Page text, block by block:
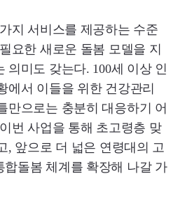
지 서비스를 제공하는 수준
요한 새로운 돌봄 모델을 지
의미도 갖는다. 100세 이상 인
에서 이들을 위한 건강관리
만으로는 충분히 대응하기 어
번 사업을 통해 초고령층 맞
, 앞으로 더 넓은 연령대의 고
합돌봄 체계를 확장해 나갈 가